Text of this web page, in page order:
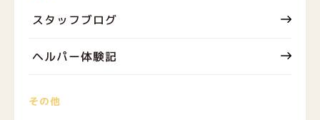
スタッフブログ
ヘルパー体験記
その他